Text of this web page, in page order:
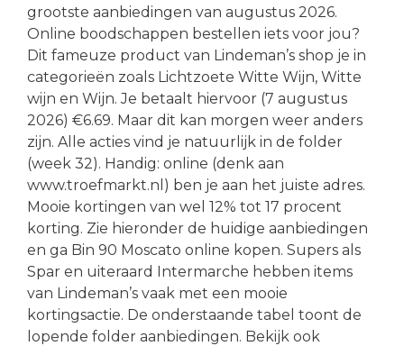
grootste aanbiedingen van augustus 2026.
Online boodschappen bestellen iets voor jou?
Dit fameuze product van Lindeman’s shop je in
categorieën zoals Lichtzoete Witte Wijn, Witte
wijn en Wijn. Je betaalt hiervoor (7 augustus
2026) €6.69. Maar dit kan morgen weer anders
zijn. Alle acties vind je natuurlijk in de folder
(week 32). Handig: online (denk aan
www.troefmarkt.nl) ben je aan het juiste adres.
Mooie kortingen van wel 12% tot 17 procent
korting. Zie hieronder de huidige aanbiedingen
en ga Bin 90 Moscato online kopen. Supers als
Spar en uiteraard Intermarche hebben items
van Lindeman’s vaak met een mooie
kortingsactie. De onderstaande tabel toont de
lopende folder aanbiedingen. Bekijk ook